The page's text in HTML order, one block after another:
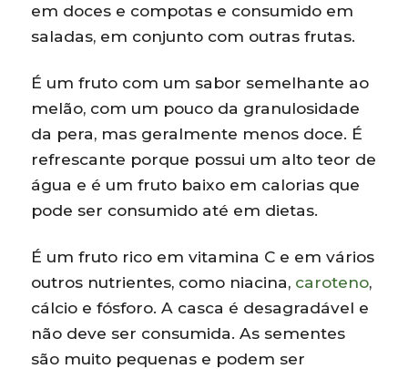
em doces e compotas e consumido em
saladas, em conjunto com outras frutas.
É um fruto com um sabor semelhante ao
melão, com um pouco da granulosidade
da pera, mas geralmente menos doce. É
refrescante porque possui um alto teor de
água e é um fruto baixo em calorias que
pode ser consumido até em dietas.
É um fruto rico em vitamina C e em vários
outros nutrientes, como niacina, caroteno,
cálcio e fósforo. A casca é desagradável e
não deve ser consumida. As sementes
são muito pequenas e podem ser